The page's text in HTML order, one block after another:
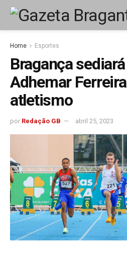
Home Esportes
Bragança
Adhemar
atletismo
por Redação GB abril 25, 2023